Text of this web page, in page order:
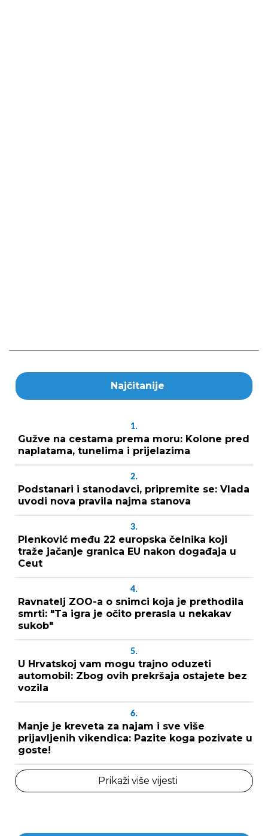
Najčitanije
1.
Gužve na cestama prema moru: Kolone pred
naplatama, tunelima i prijelazima
2.
Podstanari i stanodavci, pripremite se: Vlada
uvodi nova pravila najma stanova
3.
Plenković među 22 europska čelnika koji
traže jačanje granica EU nakon događaja u
Ceut
4.
Ravnatelj ZOO-a o snimci koja je prethodila
smrti: "Ta igra je očito prerasla u nekakav
sukob"
5.
U Hrvatskoj vam mogu trajno oduzeti
automobil: Zbog ovih prekršaja ostajete bez
vozila
6.
Manje je kreveta za najam i sve više
prijavljenih vikendica: Pazite koga pozivate u
goste!
Prikaži više vijesti